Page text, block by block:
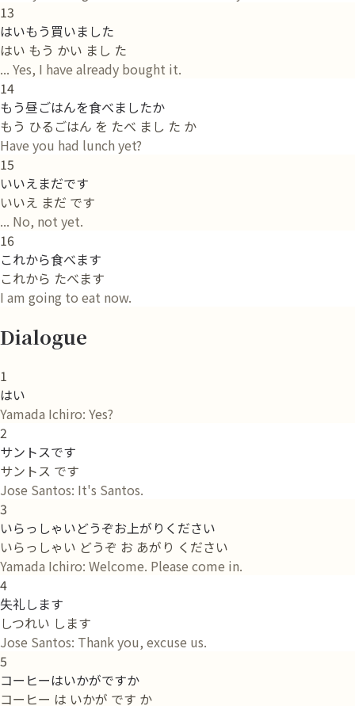
13
はいもう買いました
はい もう かい まし た
... Yes, I have already bought it.
14
もう昼ごはんを食べましたか
もう ひるごはん を たべ まし た か
Have you had lunch yet?
15
いいえまだです
いいえ まだ です
... No, not yet.
16
これから食べます
これから たべます
I am going to eat now.
Dialogue
1
はい
Yamada Ichiro: Yes?
2
サントスです
サントス です
Jose Santos: It's Santos.
3
いらっしゃいどうぞお上がりください
いらっしゃい どうぞ お あがり ください
Yamada Ichiro: Welcome. Please come in.
4
失礼します
しつれい します
Jose Santos: Thank you, excuse us.
5
コーヒーはいかがですか
コーヒー は いかが です か